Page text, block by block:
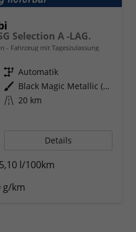
Selection A -LAG.
Fahrzeug mit Tageszulassung
Getriebe Automatik
Außenfarbe
Black Magic Metallic (1Z)
Kilometerstand 20 km
Details
5,10 l/100km
g/km